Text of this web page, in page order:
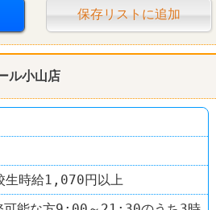
禁煙・分煙
保存リストに追加
ル小山店
時給1,070円以上